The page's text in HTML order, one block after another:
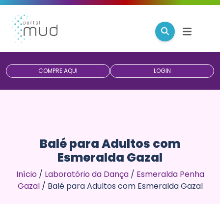
COMPRE AQUI LOGIN
Balé para Adultos com
Esmeralda Gazal
Início/ Laboratório da Dança/ Esmeralda Penha
Gazal/ Balé para Adultos com Esmeralda Gazal